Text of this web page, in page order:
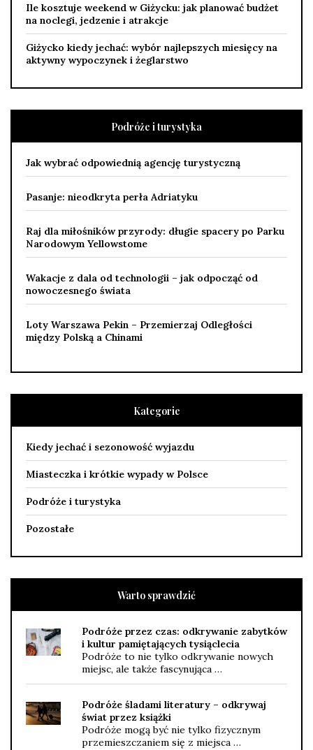
Ile kosztuje weekend w Giżycku: jak planować budżet
na noclegi, jedzenie i atrakcje
Giżycko kiedy jechać: wybór najlepszych miesięcy na
aktywny wypoczynek i żeglarstwo
Podróże i turystyka
Jak wybrać odpowiednią agencję turystyczną
Pasanje: nieodkryta perła Adriatyku
Raj dla miłośników przyrody: długie spacery po Parku
Narodowym Yellowstome
Wakacje z dala od technologii – jak odpocząć od
nowoczesnego świata
Loty Warszawa Pekin – Przemierzaj Odległości
między Polską a Chinami
Kategorie
Kiedy jechać i sezonowość wyjazdu
Miasteczka i krótkie wypady w Polsce
Podróże i turystyka
Pozostałe
Warto sprawdzić
Podróże przez czas: odkrywanie zabytków
i kultur pamiętających tysiąclecia
Podróże to nie tylko odkrywanie nowych
miejsc, ale także fascynująca …
Podróże śladami literatury – odkrywaj
świat przez książki
Podróże mogą być nie tylko fizycznym
przemieszczaniem się z miejsca …